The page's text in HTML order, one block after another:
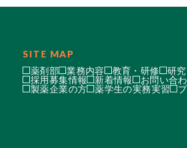
SITE MAP
薬剤部 業務内容 教育・研修 研
採用募集情報
新着情報 お問い合
製薬企業の方
薬学生の実務実習